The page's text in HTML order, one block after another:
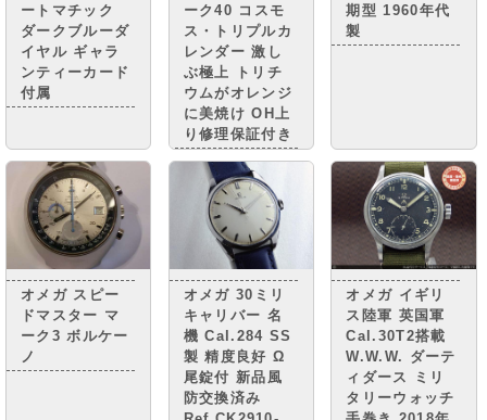
ートマチック
ダークブルーダ
イヤル ギャラ
ンティーカード
付属
ーク40 コスモ
ス・トリプルカ
レンダー 激し
ぶ極上 トリチ
ウムがオレンジ
に美焼け OH上
り修理保証付き
期型 1960年代
製
オメガ スピー
ドマスター マ
ーク3 ボルケー
ノ
オメガ 30ミリ
キャリバー 名
機 Cal.284 SS
製 精度良好 Ω
尾錠付 新品風
防交換済み
オメガ イギリ
ス陸軍 英国軍
Cal.30T2搭載
W.W.W. ダーテ
ィダース ミリ
タリーウォッチ